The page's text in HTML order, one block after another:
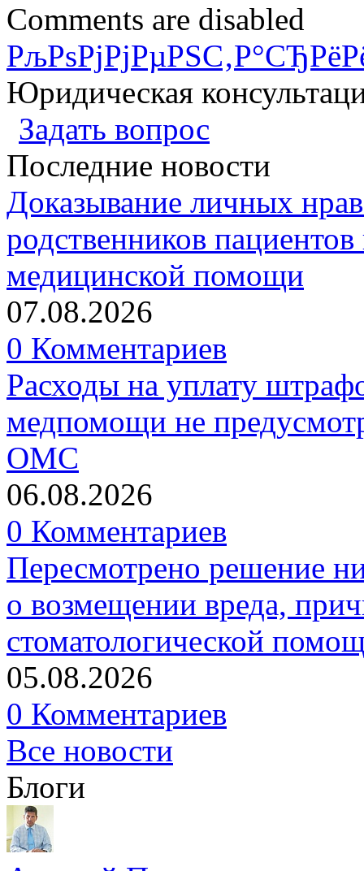
Comments are disabled
Юридическая
Задать вопрос
Последние новости
Доказывание личных
родственников
медицинской помощи
07.08.2026
0 Комментариев
Расходы на уплату
медпомощи не
ОМС
06.08.2026
0 Комментариев
Пересмотрено решение
о возмещении вреда,
стоматологической
05.08.2026
0 Комментариев
Все новости
Блоги